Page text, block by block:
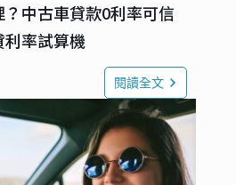
中古車貸款0利率可信
率試算機
閱讀全文